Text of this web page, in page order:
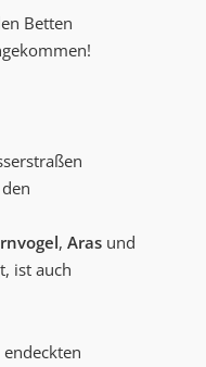
Betten
, Aras und
ist auch